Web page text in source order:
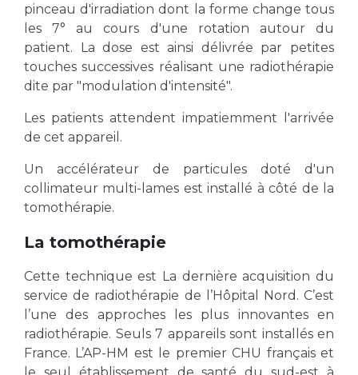
pinceau d'irradiation dont la forme change tous
les 7° au cours d'une rotation autour du
patient. La dose est ainsi délivrée par petites
touches successives réalisant une radiothérapie
dite par "modulation d'intensité".
Les patients attendent impatiemment l'arrivée
de cet appareil.
Un accélérateur de particules doté d'un
collimateur multi-lames est installé à côté de la
tomothérapie.
La tomothérapie
Cette technique est La dernière acquisition du
service de radiothérapie de l’Hôpital Nord. C’est
l’une des approches les plus innovantes en
radiothérapie. Seuls 7 appareils sont installés en
France. L’AP-HM est le premier CHU français et
le seul établissement de santé du sud-est à